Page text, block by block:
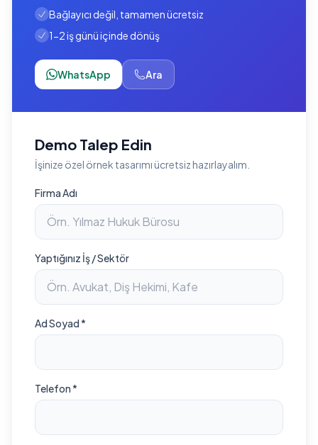
Bağlayıcı değil, tamamen ücretsiz
1-2 iş günü içinde dönüş
WhatsApp Ara
Demo Talep Edin
İşinize özel örnek tasarımı ücretsiz hazırlayalım.
Firma Adı
Yaptığınız İş / Sektör
Ad Soyad *
Telefon *